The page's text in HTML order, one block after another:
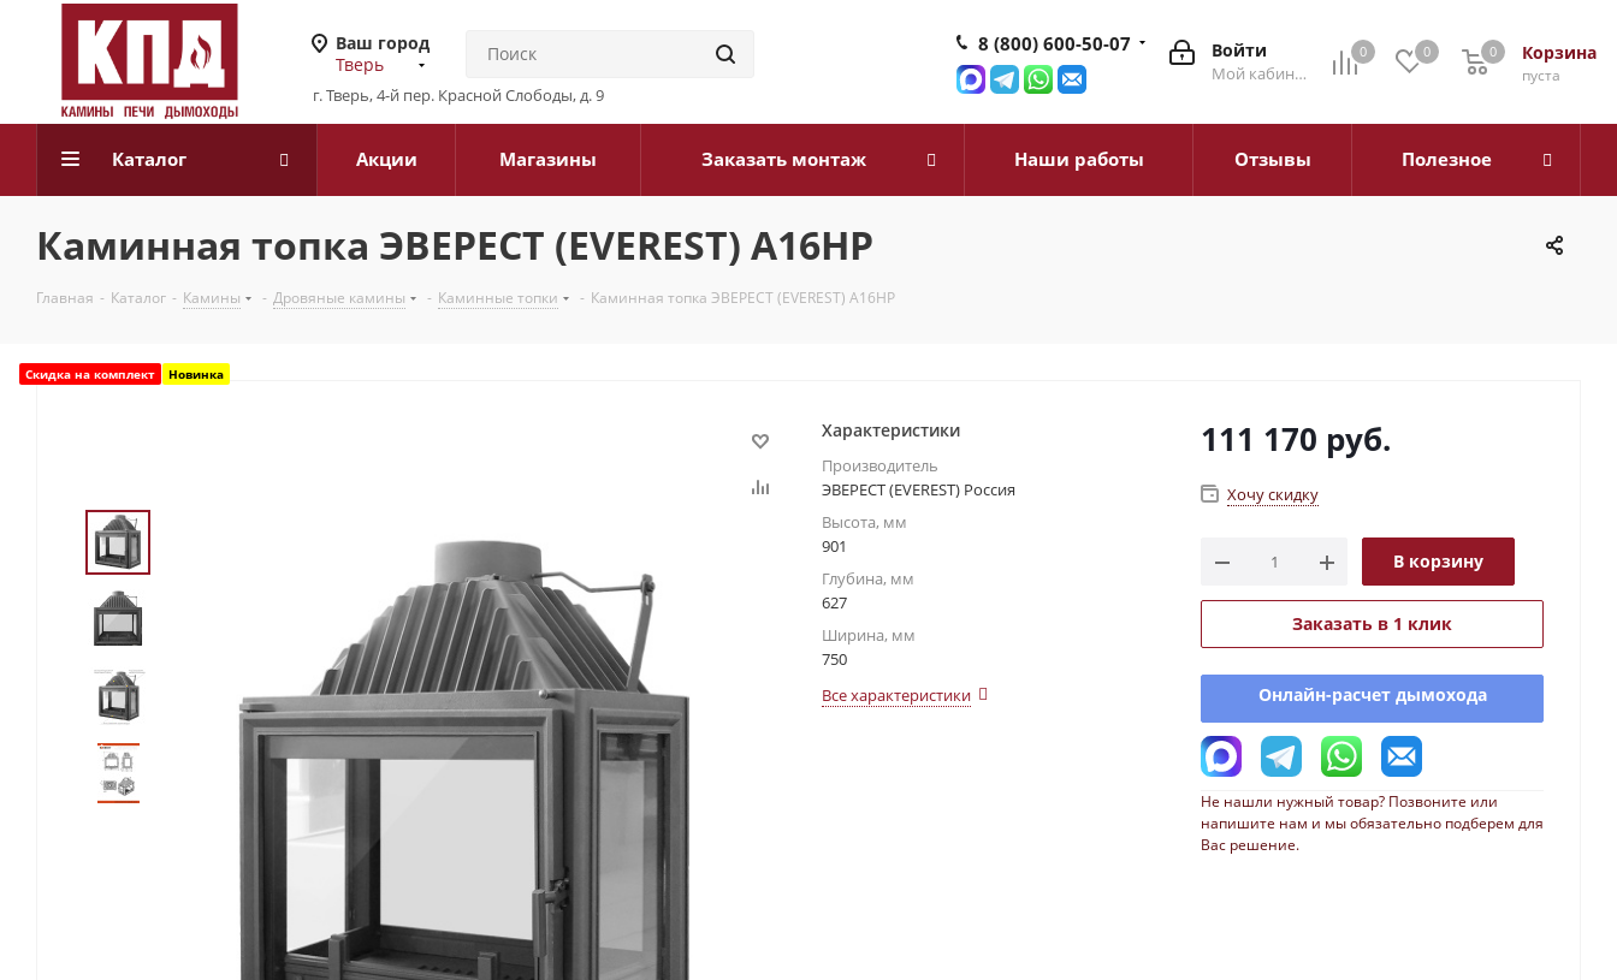
Ваш город
Тверь
г. Тверь, 4-й пер. Красной Слободы, д. 9
0 0 Корзина
0
пуста
0
Войти
Мой кабинет
8 (800) 600-50-07
Каталог Акции Магазины Заказать монтаж Наши работы Отзывы Полезное
Каминная топка ЭВЕРЕСТ (EVEREST) A16HP
Главная - Каталог - Камины - Дровяные камины - Каминные топки - Каминная топка ЭВЕРЕСТ (EVEREST) A16HP
Скидка на комплект Новинка
Характеристики
Производитель
ЭВЕРЕСТ (EVEREST) Россия
Высота, мм
901
Глубина, мм
627
Ширина, мм
750
Все характеристики
111 170 руб.
Хочу скидку
В корзину
Заказать в 1 клик
Онлайн-расчет дымохода
Не нашли нужный товар? Позвоните или
напишите нам и мы обязательно подберем для
Вас решение.